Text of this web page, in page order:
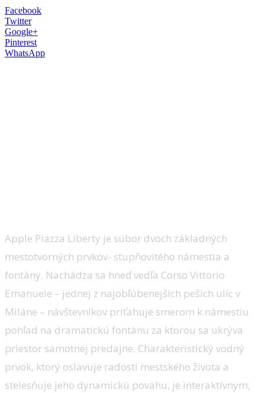
Facebook
Twitter
Google+
Pinterest
WhatsApp
Apple Piazza Liberty je súbor dvoch základných
mestotvorných prvkov- stupňovitého námestia a
fontány. Nachádza sa hneď vedľa Corso Vittorio
Emanuele – jednej z najobľúbenejších peších ulíc v
Miláne – návštevníkov priťahuje smerom k námestiu
pohľad na dramatickú fontánu za ktorou sa ukrýva
priestor samotnej predajne. Charakteristický vodný
prvok, ktorý oslavuje radosti mestského života a
stelesňuje jeho dynamickú povahu, je interaktívnym,